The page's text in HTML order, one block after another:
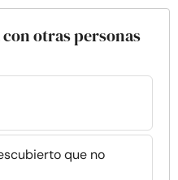
otras personas
que no